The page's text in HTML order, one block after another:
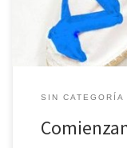
SIN CATEGORÍA